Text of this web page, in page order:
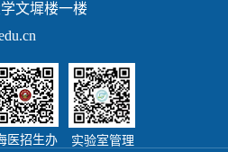
文墀楼一楼
医招生办 实验室管理